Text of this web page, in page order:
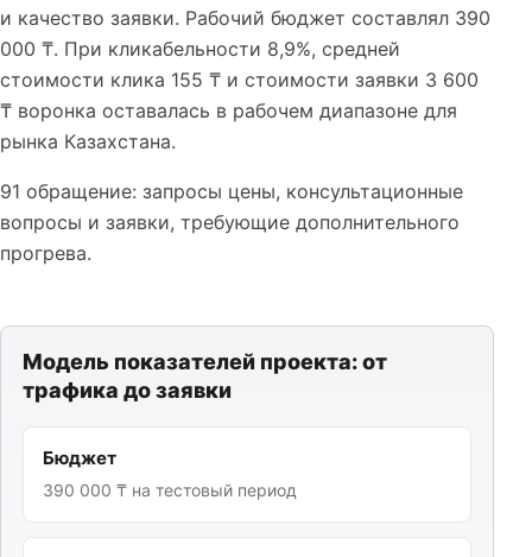
и качество заявки. Рабочий бюджет составлял 390
000 ₸. При кликабельности 8,9%, средней
стоимости клика 155 ₸ и стоимости заявки 3 600
₸ воронка оставалась в рабочем диапазоне для
рынка Казахстана.
91 обращение: запросы цены, консультационные
вопросы и заявки, требующие дополнительного
прогрева.
Модель показателей проекта: от
трафика до заявки
Бюджет
390 000 ₸ на тестовый период